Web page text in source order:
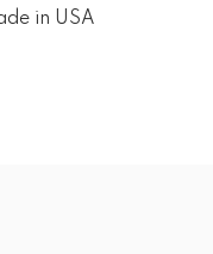
in USA